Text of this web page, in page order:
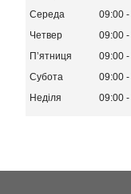
Середа
09:00
Четвер
09:00
Пʼятниця
09:00
Субота
09:00
Неділя
09:00